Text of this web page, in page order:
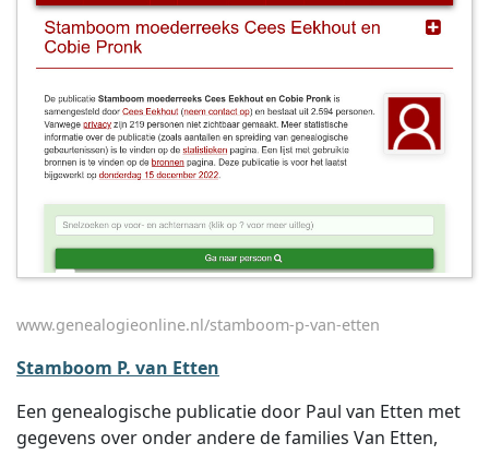
www.genealogieonline.nl/stamboom-p-van-etten
Stamboom P. van Etten
Een genealogische publicatie door Paul van Etten met
gegevens over onder andere de families Van Etten,